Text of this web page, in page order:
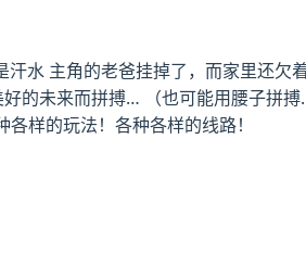
水 主角的老爸挂掉了，而家里还欠
的未来而拼搏… （也可能用腰子拼
样的玩法！各种各样的线路！